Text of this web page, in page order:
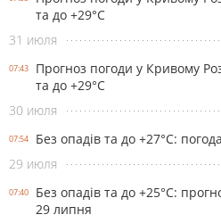
та до +29°С
31 июля
07:43
Прогноз погоди у Кривому
та до +29°С
30 июля
07:54
Без опадів та до +27°С:
29 июля
07:40
Без опадів та до +25°С:
29 липня